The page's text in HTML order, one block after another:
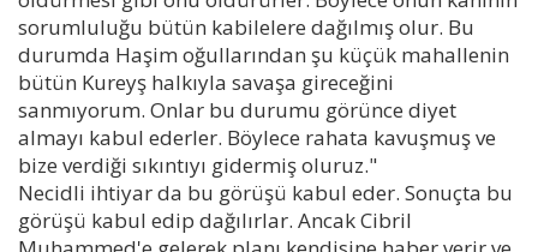
sorumluluğu bütün kabilelere dağılmış olur. Bu
durumda Haşim oğullarından şu küçük mahallenin
bütün Kureyş halkıyla savaşa gireceğini
sanmıyorum. Onlar bu durumu görünce diyet
almayı kabul ederler. Böylece rahata kavuşmuş ve
bize verdiği sıkıntıyı gidermiş oluruz."
Necidli ihtiyar da bu görüşü kabul eder. Sonuçta bu
görüşü kabul edip dağılırlar. Ancak Cibril